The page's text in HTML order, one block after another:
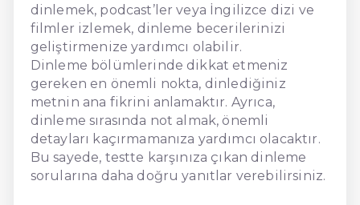
dinlemek, podcast’ler veya İngilizce dizi ve
filmler izlemek, dinleme becerilerinizi
geliştirmenize yardımcı olabilir.
Dinleme bölümlerinde dikkat etmeniz
gereken en önemli nokta, dinlediğiniz
metnin ana fikrini anlamaktır. Ayrıca,
dinleme sırasında not almak, önemli
detayları kaçırmamanıza yardımcı olacaktır.
Bu sayede, testte karşınıza çıkan dinleme
sorularına daha doğru yanıtlar verebilirsiniz.